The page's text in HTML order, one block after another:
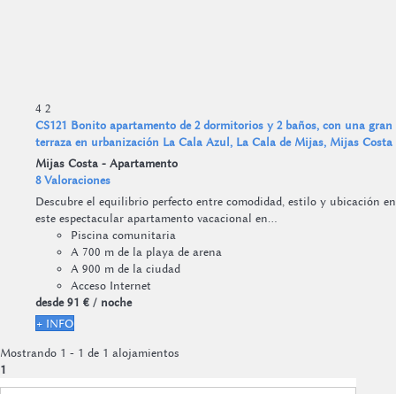
4 2
CS121 Bonito apartamento de 2 dormitorios y 2 baños, con una gran
terraza en urbanización La Cala Azul, La Cala de Mijas, Mijas Costa
Mijas Costa - Apartamento
8 Valoraciones
Descubre el equilibrio perfecto entre comodidad, estilo y ubicación en
este espectacular apartamento vacacional en...
Piscina comunitaria
A 700 m de la playa de arena
A 900 m de la ciudad
Acceso Internet
desde 91 € / noche
+ INFO
Mostrando 1 - 1 de 1 alojamientos
1